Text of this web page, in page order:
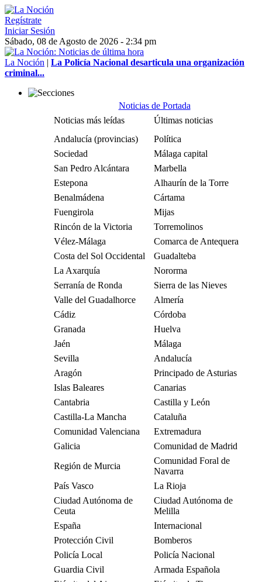
Regístrate
Iniciar Sesión
Sábado, 08 de Agosto de 2026 - 2:34 pm
La Noción | La Policía Nacional desarticula una organización
criminal...
Noticias de Portada
Noticias más leídas
Últimas noticias
Andalucía (provincias)
Política
Sociedad
Málaga capital
San Pedro Alcántara
Marbella
Estepona
Alhaurín de la Torre
Benalmádena
Cártama
Fuengirola
Mijas
Rincón de la Victoria
Torremolinos
Vélez-Málaga
Comarca de Antequera
Costa del Sol Occidental
Guadalteba
La Axarquía
Nororma
Serranía de Ronda
Sierra de las Nieves
Valle del Guadalhorce
Almería
Cádiz
Córdoba
Granada
Huelva
Jaén
Málaga
Sevilla
Andalucía
Aragón
Principado de Asturias
Islas Baleares
Canarias
Cantabria
Castilla y León
Castilla-La Mancha
Cataluña
Comunidad Valenciana
Extremadura
Galicia
Comunidad de Madrid
Región de Murcia
Comunidad Foral de
Navarra
País Vasco
La Rioja
Ciudad Autónoma de
Ceuta
Ciudad Autónoma de
Melilla
España
Internacional
Protección Civil
Bomberos
Policía Local
Policía Nacional
Guardia Civil
Armada Española